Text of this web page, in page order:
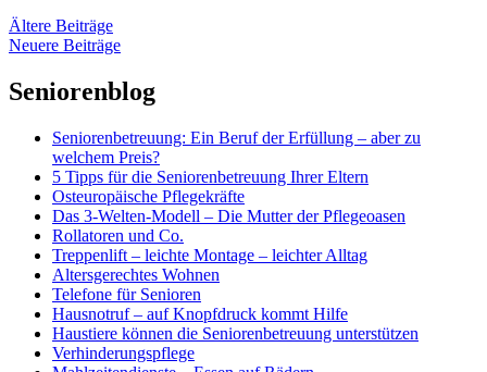
Beitragsnavigation
Ältere Beiträge
Neuere Beiträge
Seniorenblog
Seniorenbetreuung: Ein Beruf der Erfüllung – aber zu
welchem Preis?
5 Tipps für die Seniorenbetreuung Ihrer Eltern
Osteuropäische Pflegekräfte
Das 3-Welten-Modell – Die Mutter der Pflegeoasen
Rollatoren und Co.
Treppenlift – leichte Montage – leichter Alltag
Altersgerechtes Wohnen
Telefone für Senioren
Hausnotruf – auf Knopfdruck kommt Hilfe
Haustiere können die Seniorenbetreuung unterstützen
Verhinderungspflege